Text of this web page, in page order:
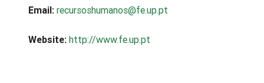
Email: recursoshumanos@fe.up.pt
Website: http://www.fe.up.pt